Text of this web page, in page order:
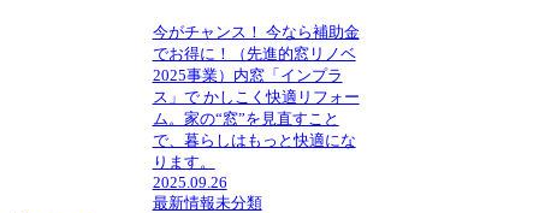
今がチャンス！ 今なら補助金
でお得に！（先進的窓リノベ
2025事業）内窓「インプラ
ス」で かしこく快適リフォー
ム。家の“窓”を見直すこと
で、暮らしはもっと快適にな
ります。
2025.09.26
最新情報未分類